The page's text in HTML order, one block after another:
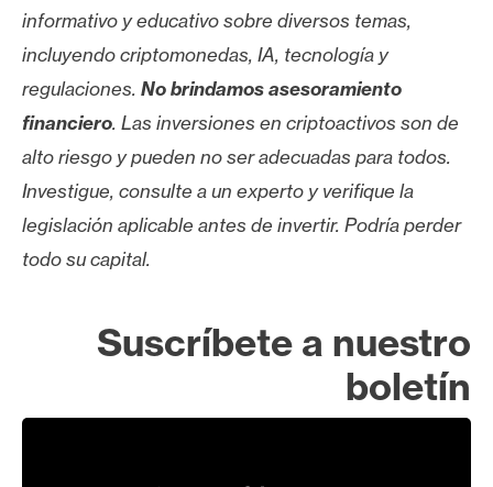
informativo y educativo sobre diversos temas,
incluyendo criptomonedas, IA, tecnología y
regulaciones. No brindamos asesoramiento
financiero. Las inversiones en criptoactivos son de
alto riesgo y pueden no ser adecuadas para todos.
Investigue, consulte a un experto y verifique la
legislación aplicable antes de invertir. Podría perder
todo su capital.
Suscríbete a nuestro
boletín